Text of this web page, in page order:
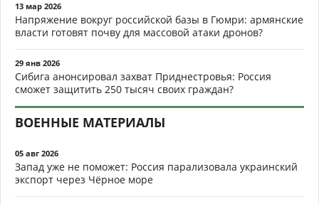
13 мар 2026
Напряжение вокруг российской базы в Гюмри: армянские
власти готовят почву для массовой атаки дронов?
29 янв 2026
Сибига анонсировал захват Приднестровья: Россия
сможет защитить 250 тысяч своих граждан?
ВОЕННЫЕ МАТЕРИАЛЫ
05 авг 2026
Запад уже не поможет: Россия парализовала украинский
экспорт через Чёрное море